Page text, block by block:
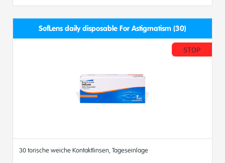
SofLens daily disposable For Astigmatism (30)
STOP
30 torische weiche Kontaktlinsen, Tageseinlage